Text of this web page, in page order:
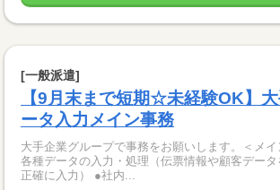
[一般派遣]
【9月末まで短期☆未経験OK】
ータ入力メイン事務
大手企業グループで事務をお願いします。＜メ
各種データの入力・処理（伝票情報や顧客デー
正確に入力） ●社内...